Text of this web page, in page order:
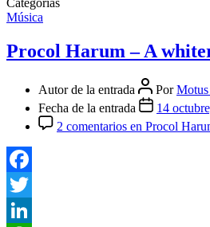
Música
Procol Harum – A
Autor de la entrada Por
Fecha de la entrada
14
2 comentarios en Procol
Facebook
Twitter